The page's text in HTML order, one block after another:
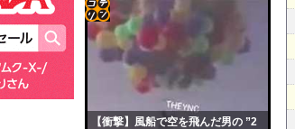
【衝撃】風船で空を飛んだ男の ”2
コテ
リン
定リ